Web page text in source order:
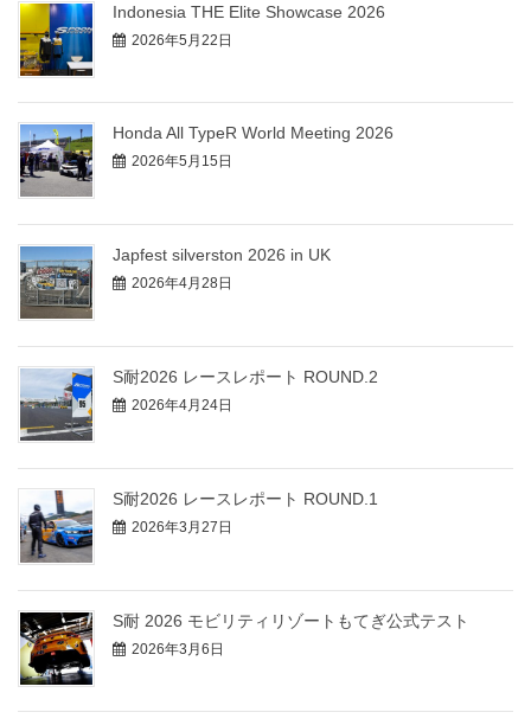
Indonesia THE Elite Showcase 2026
2026年5月22日
Honda All TypeR World Meeting 2026
2026年5月15日
Japfest silverston 2026 in UK
2026年4月28日
S耐2026 レースレポート ROUND.2
2026年4月24日
S耐2026 レースレポート ROUND.1
2026年3月27日
S耐 2026 モビリティリゾートもてぎ公式テスト
2026年3月6日